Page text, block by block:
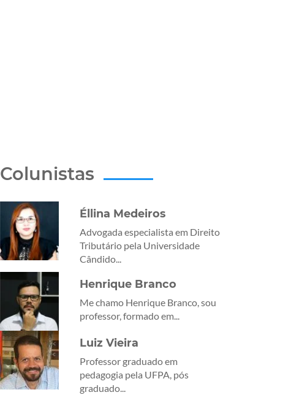
Colunistas
Éllina Medeiros
Advogada especialista em Direito
Tributário pela Universidade
Cândido...
Henrique Branco
Me chamo Henrique Branco, sou
professor, formado em...
Luiz Vieira
Professor graduado em
pedagogia pela UFPA, pós
graduado...